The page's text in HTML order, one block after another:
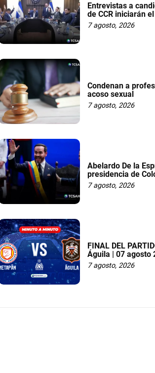
Entrevistas a
de CCR iniciarán
7 agosto, 2026
Condenan a
acoso sexual
7 agosto, 2026
Abelardo De la
presidencia de
7 agosto, 2026
FINAL DEL
Águila | 07 agosto
7 agosto, 2026